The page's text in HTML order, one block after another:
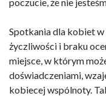
Spotkania dla kobiet
życzliwości i braku
miejsce, w którym
doświadczeniami,
kobiecej wspólnoty.